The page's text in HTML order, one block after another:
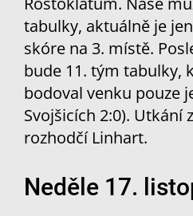
tabulky, aktuálně je
skóre na 3. místě.
bude 11. tým tabulky,
bodoval venku pouze
Svojšicích 2:0). Utkání
rozhodčí Linhart.
Neděle 17.